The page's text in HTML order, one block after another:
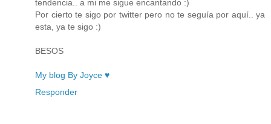
tendencia.. a mi me sigue encantando :)
Por cierto te sigo por twitter pero no te seguía por aquí.. ya
esta, ya te sigo :)
BESOS
My blog By Joyce ♥
Responder